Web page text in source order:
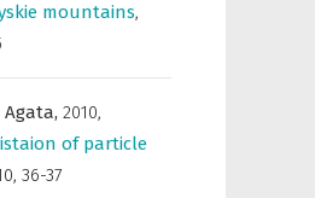
mountains,
2010,
of particle
36-37